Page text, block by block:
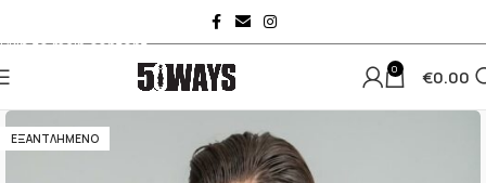
Skip to main content
0 €0.00
ΕΞΑΝΤΛΗΜΈΝΟ